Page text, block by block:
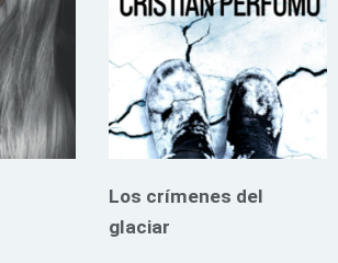
Los crímenes del
glaciar